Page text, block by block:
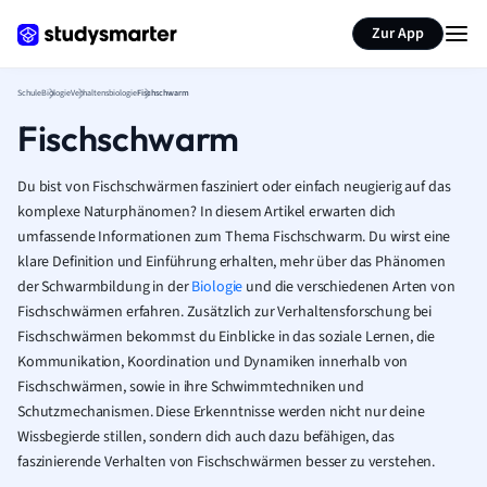
Zur App
SchuleBiologieVerhaltensbiologieFischschwarm
Fischschwarm
Du bist von Fischschwärmen fasziniert oder einfach neugierig auf das
komplexe Naturphänomen? In diesem Artikel erwarten dich
umfassende Informationen zum Thema Fischschwarm. Du wirst eine
klare Definition und Einführung erhalten, mehr über das Phänomen
der Schwarmbildung in derBiologie und die verschiedenen Arten von
Fischschwärmen erfahren. Zusätzlich zur Verhaltensforschung bei
Fischschwärmen bekommst du Einblicke in das soziale Lernen, die
Kommunikation, Koordination und Dynamiken innerhalb von
Fischschwärmen, sowie in ihre Schwimmtechniken und
Schutzmechanismen. Diese Erkenntnisse werden nicht nur deine
Wissbegierde stillen, sondern dich auch dazu befähigen, das
faszinierende Verhalten von Fischschwärmen besser zu verstehen.
Seite zusammenfassen